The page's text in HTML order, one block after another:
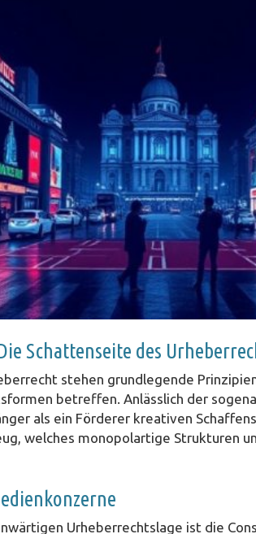
Schattenseite des
stehen grundlegende
betreffen. Anlässlich der
als ein Förderer kreativen
welches monopolartige Strukturen
Urheberrechtslage ist die